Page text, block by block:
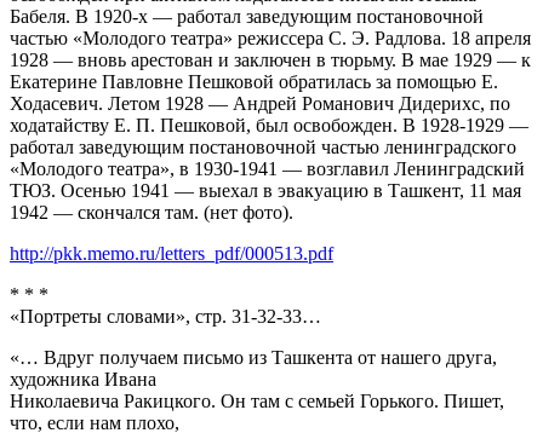
Бабеля. В 1920-х — работал заведующим постановочной
частью «Молодого театра» режиссера С. Э. Радлова. 18 апреля
1928 — вновь арестован и заключен в тюрьму. В мае 1929 — к
Екатерине Павловне Пешковой обратилась за помощью Е.
Ходасевич. Летом 1928 — Андрей Романович Дидерихс, по
ходатайству Е. П. Пешковой, был освобожден. В 1928-1929 —
работал заведующим постановочной частью ленинградского
«Молодого театра», в 1930-1941 — возглавил Ленинградский
ТЮЗ. Осенью 1941 — выехал в эвакуацию в Ташкент, 11 мая
1942 — скончался там. (нет фото).
http://pkk.memo.ru/letters_pdf/000513.pdf
* * *
«Портреты словами», стр. 31-32-33…
«… Вдруг получаем письмо из Ташкента от нашего друга,
художника Ивана
Николаевича Ракицкого. Он там с семьей Горького. Пишет,
что, если нам плохо,